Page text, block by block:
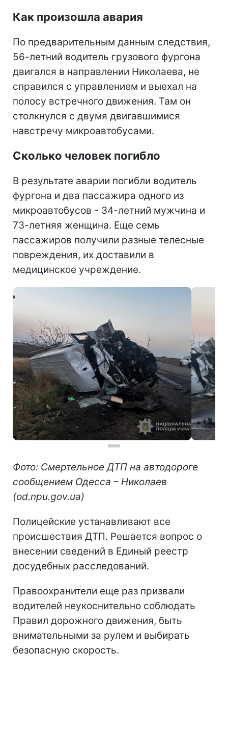
Как произошла авария
По предварительным данным следствия,
56-летний водитель грузового фургона
двигался в направлении Николаева, не
справился с управлением и выехал на
полосу встречного движения. Там он
столкнулся с двумя двигавшимися
навстречу микроавтобусами.
Сколько человек погибло
В результате аварии погибли водитель
фургона и два пассажира одного из
микроавтобусов - 34-летний мужчина и
73-летняя женщина. Еще семь
пассажиров получили разные телесные
повреждения, их доставили в
медицинское учреждение.
Фото: Смертельное ДТП на автодороге
сообщением Одесса – Николаев
(od.npu.gov.ua)
Полицейские устанавливают все
происшествия ДТП. Решается вопрос о
внесении сведений в Единый реестр
досудебных расследований.
Правоохранители еще раз призвали
водителей неукоснительно соблюдать
Правил дорожного движения, быть
внимательными за рулем и выбирать
безопасную скорость.